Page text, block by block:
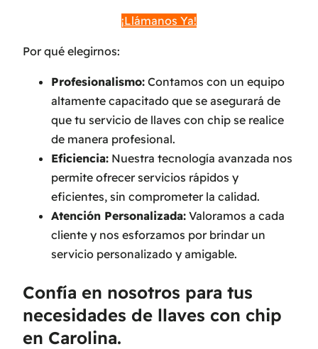
¡Llámanos Ya!
Por qué elegirnos:
Profesionalismo: Contamos con un equipo
altamente capacitado que se asegurará de
que tu servicio de llaves con chip se realice
de manera profesional.
Eficiencia: Nuestra tecnología avanzada nos
permite ofrecer servicios rápidos y
eficientes, sin comprometer la calidad.
Atención Personalizada: Valoramos a cada
cliente y nos esforzamos por brindar un
servicio personalizado y amigable.
Confía en nosotros para tus
necesidades de llaves con chip
en Carolina.